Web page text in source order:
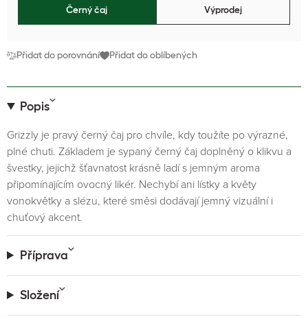
Černý čaj Výprodej
Přidat do porovnání Přidat do oblíbených
Popis
Grizzly je pravý černý čaj pro chvíle, kdy toužíte po výrazné,
plné chuti. Základem je sypaný černý čaj doplněný o klikvu a
švestky, jejichž šťavnatost krásně ladí s jemným aroma
připomínajícím ovocný likér. Nechybí ani lístky a květy
vonokvětky a slézu, které směsi dodávají jemný vizuální i
chuťový akcent.
Příprava
Složení